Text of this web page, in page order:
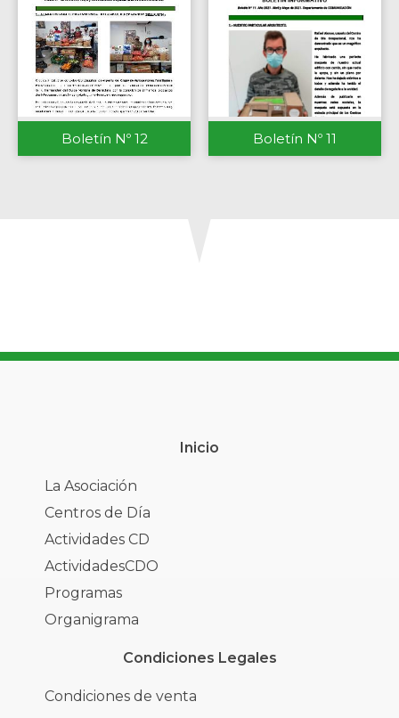
Boletín Nº 12 Boletín Nº 11
Inicio
La Asociación
Centros de Día
Actividades CD
ActividadesCDO
Programas
Organigrama
Condiciones Legales
Condiciones de venta